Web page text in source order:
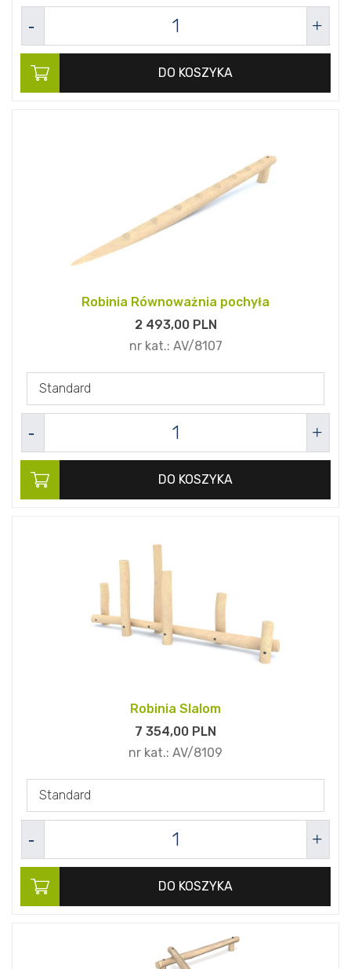
DO KOSZYKA
Robinia Równoważnia pochyła
2 493,00PLN
nr kat.: AV/8107
Standard
DO KOSZYKA
Robinia Slalom
7 354,00 PLN
nr kat.: AV/8109
Standard
DO KOSZYKA